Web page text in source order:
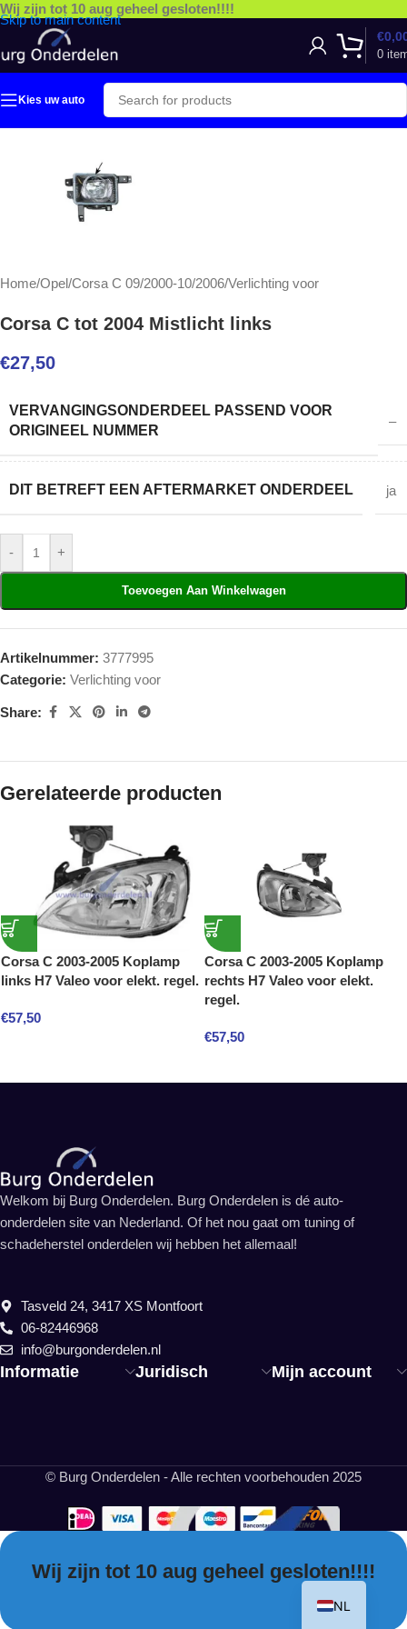
Skip to main content
Wij zijn tot 10 aug geheel gesloten!!!!
0
€
Kies uw auto
Home/Opel/Corsa C 09/2000-10/2006/Verlichting voor
Corsa C tot 2004 Mistlicht links
€27,50
VERVANGINGSONDERDEEL PASSEND VOOR
ORIGINEEL NUMMER
–
DIT BETREFT EEN AFTERMARKET ONDERDEEL ja
- +
Toevoegen Aan Winkelwagen
Artikelnummer: 3777995
Categorie: Verlichting voor
Share:
Gerelateerde producten
Corsa C 2003-2005 Koplamp
links H7 Valeo voor elekt. regel.
€57,50
Corsa C 2003-2005 Koplamp
rechts H7 Valeo voor elekt.
regel.
€57,50
Informatie Juridisch Mijn account
Welkom bij Burg Onderdelen. Burg Onderdelen is dé auto-
onderdelen site van Nederland. Of het nou gaat om tuning of
schadeherstel onderdelen wij hebben het allemaal!
Tasveld 24, 3417 XS Montfoort
06-82446968
info@burgonderdelen.nl
© Burg Onderdelen - Alle rechten voorbehouden 2025
Wij zijn tot 10 aug geheel gesloten!!!!
NL
EN